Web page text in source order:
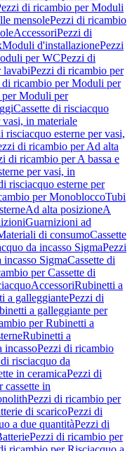
di ricambio per Moduli
mensolePezzi di ricambio
AccessoriPezzi di
Moduli d'installazionePezzi
per WCPezzi di
lavabiPezzi di ricambio per
di ricambio per Moduli per
Moduli per
Cassette di risciacquo
vasi, in materiale
risciacquo esterne per vasi,
di ricambio per Ad alta
di ricambio per A bassa e
per vasi, in
risciacquo esterne per
per MonobloccoTubi
Ad alta posizioneA
Guarnizioni ad
di consumoCassette
da incasso SigmaPezzi
SigmaCassette di
per Cassette di
AccessoriRubinetti a
a galleggiantePezzi di
a galleggiante per
per Rubinetti a
Rubinetti a
incassoPezzi di ricambio
risciacquo da
in ceramicaPezzi di
in
Pezzi di ricambio per
di scaricoPezzi di
a due quantitàPezzi di
Pezzi di ricambio per